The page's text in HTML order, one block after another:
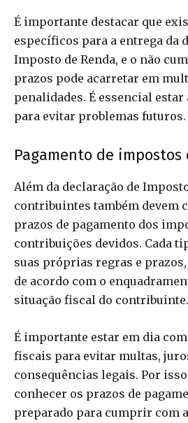
É importante destacar que
específicos para a entrega da
Imposto de Renda, e o não
prazos pode acarretar em
penalidades. É essencial
para evitar problemas futuros.
Pagamento de
Além da declaração de
contribuintes também devem
prazos de pagamento dos
contribuições devidos. Cada
suas próprias regras e
de acordo com o
situação fiscal do contribuinte.
É importante estar em dia
fiscais para evitar multas,
consequências legais. Por
conhecer os prazos de
preparado para cumprir com